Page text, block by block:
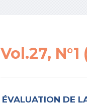
Vol.27,
ÉVALUATION DE